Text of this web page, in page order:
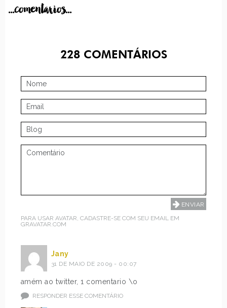
...comentarios...
228COMENTÁRIOS
PARA USAR AVATAR, CADASTRE-SE COM SEU EMAIL EM
GRAVATAR.COM
Jany
31 DE MAIO DE 2009 - 00:07
amém ao twitter, 1 comentario \o
RESPONDER ESSE COMENTÁRIO